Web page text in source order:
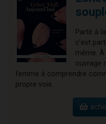
Partir à
c’est
même.
ouvrage
femme à comprendre
propre voie.